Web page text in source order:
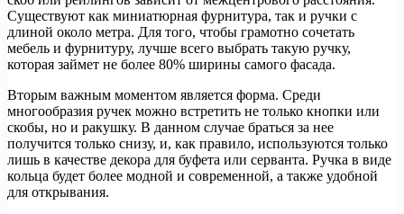
Существуют как миниатюрная фурнитура, так и ручки с
длиной около метра. Для того, чтобы грамотно сочетать
мебель и фурнитуру, лучше всего выбрать такую ручку,
которая займет не более 80% ширины самого фасада.
Вторым важным моментом является форма. Среди
многообразия ручек можно встретить не только кнопки или
скобы, но и ракушку. В данном случае браться за нее
получится только снизу, и, как правило, используются только
лишь в качестве декора для буфета или серванта. Ручка в виде
кольца будет более модной и современной, а также удобной
для открывания.